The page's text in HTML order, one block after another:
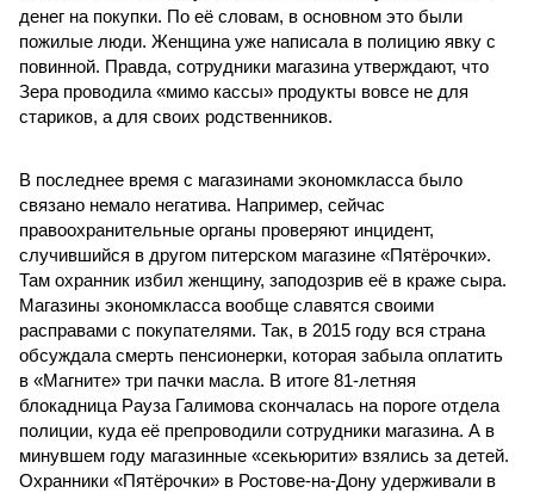
денег на покупки. По её словам, в основном это были
пожилые люди. Женщина уже написала в полицию явку с
повинной. Правда, сотрудники магазина утверждают, что
Зера проводила «мимо кассы» продукты вовсе не для
стариков, а для своих родственников.
В последнее время с магазинами экономкласса было
связано немало негатива. Например, сейчас
правоохранительные органы проверяют инцидент,
случившийся в другом питерском магазине «Пятёрочки».
Там охранник избил женщину, заподозрив её в краже сыра.
Магазины экономкласса вообще славятся своими
расправами с покупателями. Так, в 2015 году вся страна
обсуждала смерть пенсионерки, которая забыла оплатить
в «Магните» три пачки масла. В итоге 81-летняя
блокадница Рауза Галимова скончалась на пороге отдела
полиции, куда её препроводили сотрудники магазина. А в
минувшем году магазинные «секьюрити» взялись за детей.
Охранники «Пятёрочки» в Ростове-на-Дону удерживали в